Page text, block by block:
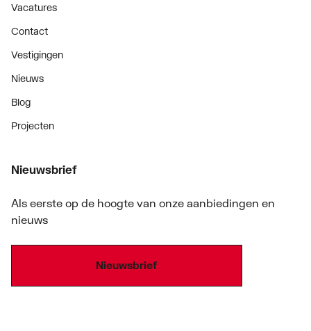
Vacatures
Contact
Vestigingen
Nieuws
Blog
Projecten
Nieuwsbrief
Als eerste op de hoogte van onze aanbiedingen en
nieuws
Nieuwsbrief